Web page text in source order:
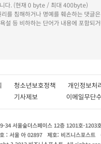
다. (현재 0 byte / 최대 400byte)
를 침해하거나 명예를 훼손하는 댓글
설 등 비하하는 단어가 내용에 포함되
회 청소년보호정책 개인정보
기사제보 이메일무단
34 서울숲더스페이스 12층 1201호-1203
: 서울 아 02897 제호: 비즈니스포스트